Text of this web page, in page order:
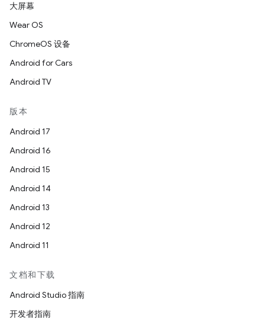
大屏幕
Wear OS
ChromeOS 设备
Android for Cars
Android TV
版本
Android 17
Android 16
Android 15
Android 14
Android 13
Android 12
Android 11
文档和下载
Android Studio 指南
开发者指南